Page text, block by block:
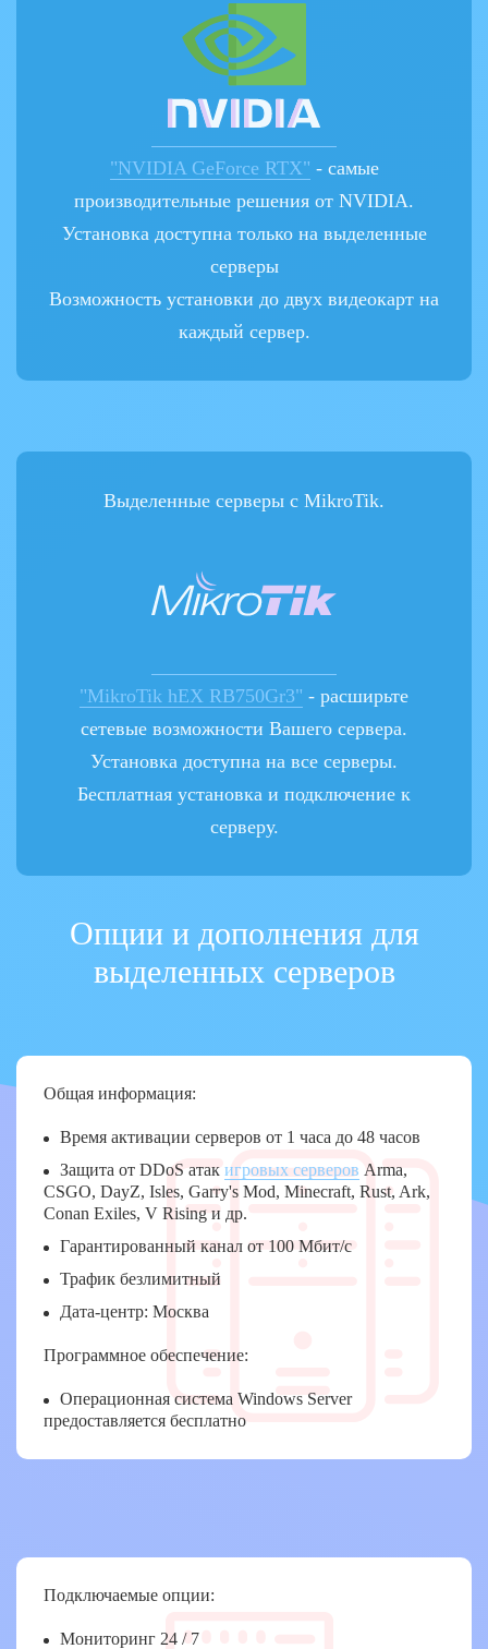
"NVIDIA GeForce RTX" - самые
производительные решения от NVIDIA.
Установка доступна только на выделенные
серверы
Возможность установки до двух видеокарт на
каждый сервер.
Выделенные серверы с MikroTik.
"MikroTik hEX RB750Gr3" - расширьте
сетевые возможности Вашего сервера.
Установка доступна на все серверы.
Бесплатная установка и подключение к
серверу.
Опции и дополнения для
выделенных серверов
Общая информация:
Время активации серверов от 1 часа до 48 часов
Защита от DDoS атак игровых серверов Arma,
CSGO, DayZ, Isles, Garry's Mod, Minecraft, Rust, Ark,
Conan Exiles, V Rising и др.
Гарантированный канал от 100 Мбит/с
Трафик безлимитный
Дата-центр: Москва
Программное обеспечение:
Операционная система Windows Server
предоставляется бесплатно
Подключаемые опции:
Мониторинг 24 / 7